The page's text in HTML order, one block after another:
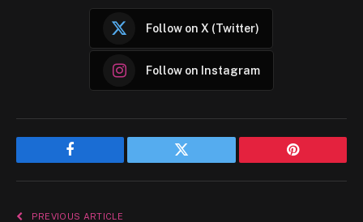
Follow on X (Twitter)
Follow on Instagram
Facebook Twitter Pinterest
PREVIOUS ARTICLE